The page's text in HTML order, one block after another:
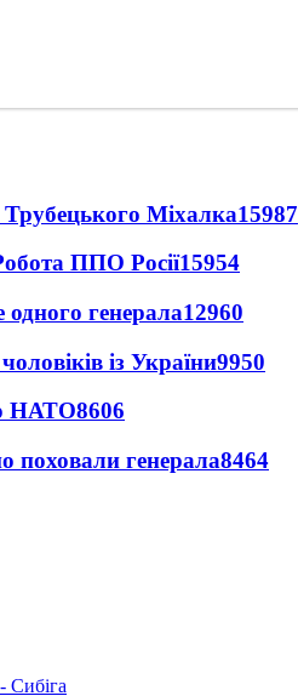
Трубецького Міхалка15987
ППО Росії15954
генерала12960
із України9950
НАТО8606
поховали генерала8464